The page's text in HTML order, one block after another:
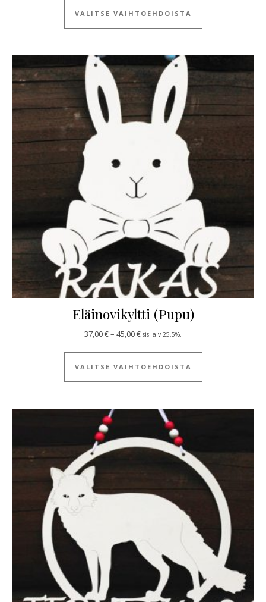
VALITSE VAIHTOEHDOISTA
Eläinovikyltti (Pupu)
37,00€– 45,00€Hintaluokka: 37,00 € - 45,00 €
sis. alv 25,5%.
VALITSE VAIHTOEHDOISTA
Tällä tuotteella